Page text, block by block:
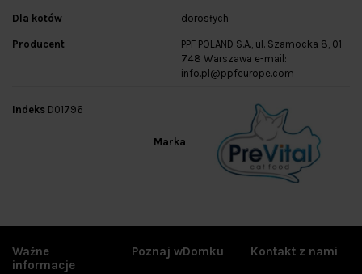
Dla kotów dorosłych
Producent
PPF POLAND S.A., ul. Szamocka 8, 01-
748 Warszawa e-mail:
info.pl@ppfeurope.com
Marka
Indeks D01796
Ważne
informacje
Poznaj wDomku Kontakt z nami